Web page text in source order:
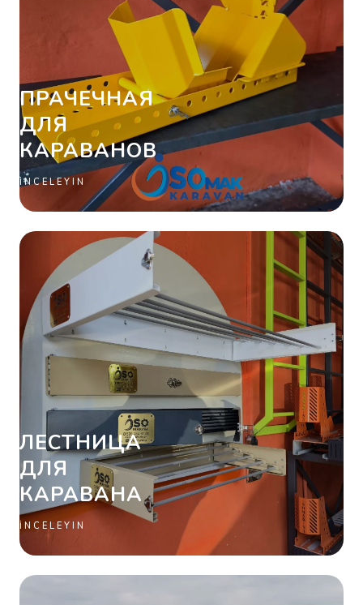
ПРАЧЕЧНАЯ
ДЛЯ
КАРАВАНОВ
İNCELEYIN
ЛЕСТНИЦА
ДЛЯ
КАРАВАНА
İNCELEYIN